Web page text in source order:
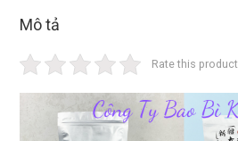
Mô tả
Rate this product